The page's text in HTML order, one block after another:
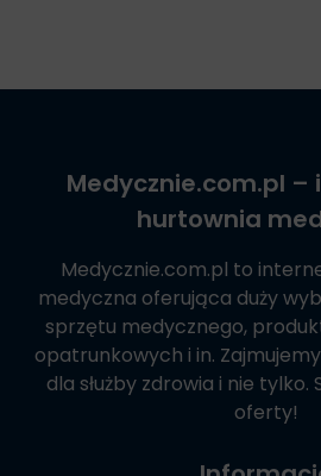
Medycznie.com.pl –
hurtownia
Medycznie.com.pl to
medyczna oferująca duży
sprzętu medycznego,
opatrunkowych i in.
dla służby zdrowia i nie tylko.
oferty!